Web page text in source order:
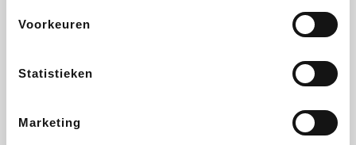
Voorkeuren
Statistieken
Marketing
SupraBazar